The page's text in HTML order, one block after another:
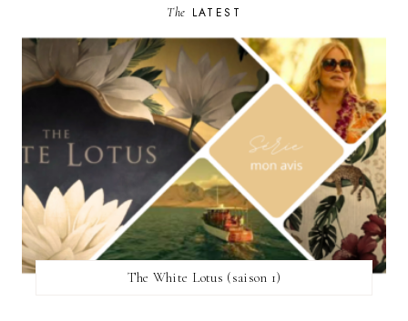
The LATEST
The White Lotus (saison 1)